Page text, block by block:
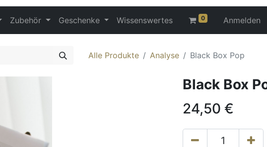
Zubehör Geschenke Wissenswertes 0 Anmelden
Alle Produkte Analyse Black Box Pop
Black Box
24,50 €